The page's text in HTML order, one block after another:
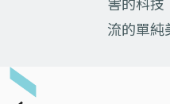
害的科技
流的單純